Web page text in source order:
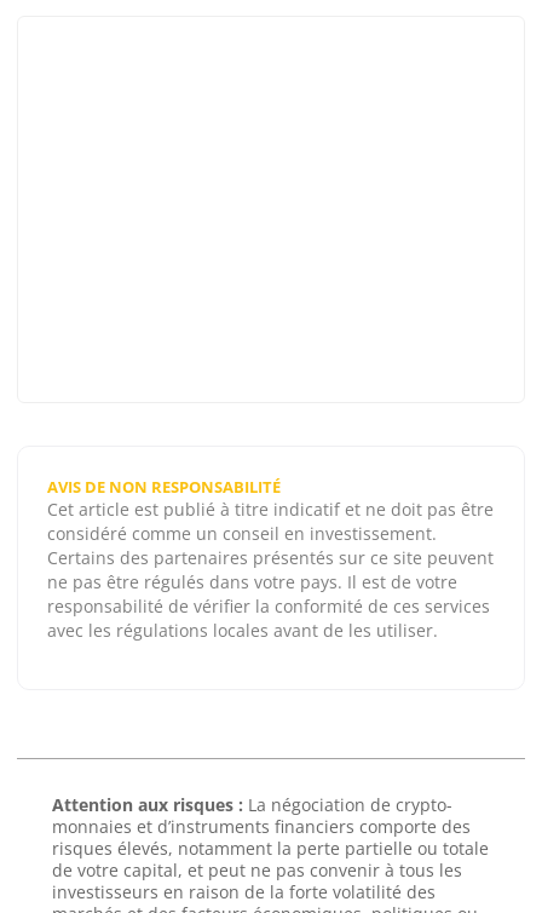
AVIS DE NON RESPONSABILITÉ
Cet article est publié à titre indicatif et ne doit pas être
considéré comme un conseil en investissement.
Certains des partenaires présentés sur ce site peuvent
ne pas être régulés dans votre pays. Il est de votre
responsabilité de vérifier la conformité de ces services
avec les régulations locales avant de les utiliser.
Attention aux risques : La négociation de crypto-
monnaies et d’instruments financiers comporte des
risques élevés, notamment la perte partielle ou totale
de votre capital, et peut ne pas convenir à tous les
investisseurs en raison de la forte volatilité des